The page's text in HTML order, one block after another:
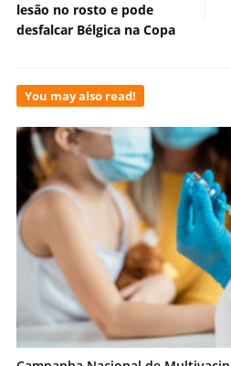
lesão no rosto e pode
desfalcar Bélgica na Copa
You may also read!